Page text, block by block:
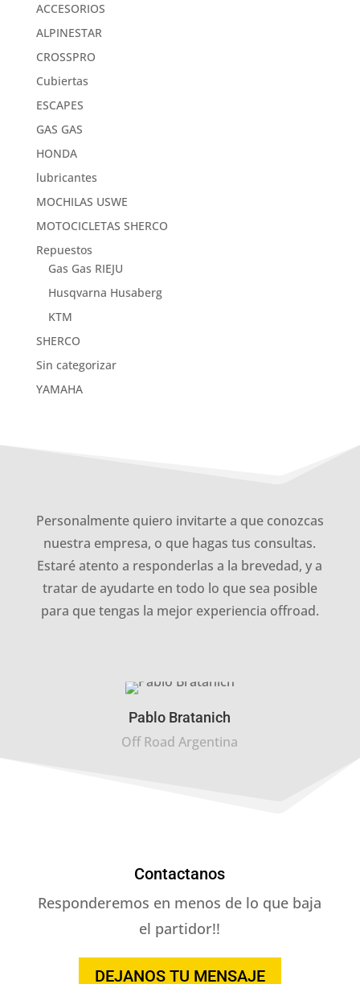
ACCESORIOS
ALPINESTAR
CROSSPRO
Cubiertas
ESCAPES
GAS GAS
HONDA
lubricantes
MOCHILAS USWE
MOTOCICLETAS SHERCO
Repuestos
Gas Gas RIEJU
Husqvarna Husaberg
KTM
SHERCO
Sin categorizar
YAMAHA
Personalmente quiero invitarte a que conozcas
nuestra empresa, o que hagas tus consultas.
Estaré atento a responderlas a la brevedad, y a
tratar de ayudarte en todo lo que sea posible
para que tengas la mejor experiencia offroad.
Pablo Bratanich
Off Road Argentina
Contactanos
Responderemos en menos de lo que baja
el partidor!!
DEJANOS TU MENSAJE